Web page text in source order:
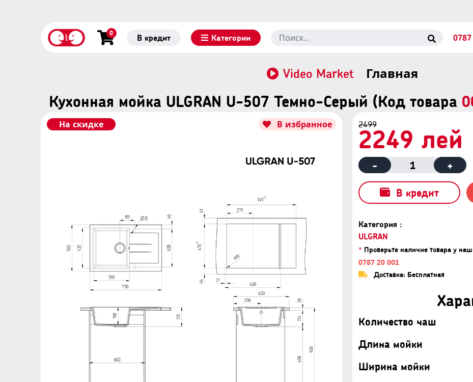
0 В кредит Категории
Video Market Главная
Кухонная мойка ULGRAN U-507 Темно-Серый (Код товара
На скидке В избранное
Категория :
ULGRAN
* Проверьте наличие товара у
0787 20 001
Доставка: Бесплатная
2499
2249 лей
- 1 +
В кредит
Количество чаш
Длина мойки
Ширина мойки